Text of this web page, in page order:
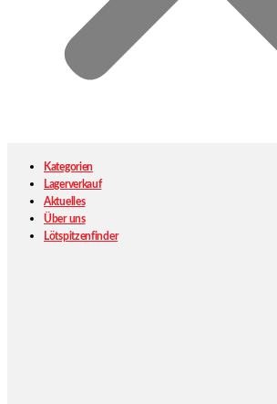
Kategorien
Lagerverkauf
Aktuelles
Über uns
Lötspitzenfinder